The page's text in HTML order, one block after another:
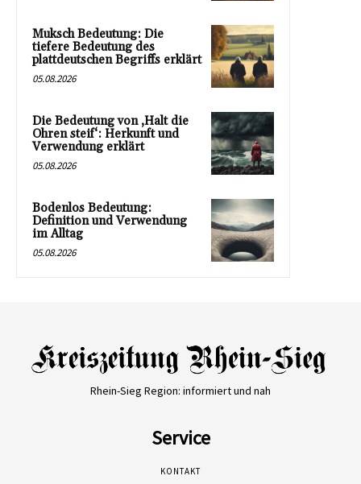
Muksch Bedeutung: Die
tiefere Bedeutung des
plattdeutschen Begriffs erklärt
05.08.2026
Die Bedeutung von ‚Halt die
Ohren steif‘: Herkunft und
Verwendung erklärt
05.08.2026
Bodenlos Bedeutung:
Definition und Verwendung
im Alltag
05.08.2026
Rhein-Sieg Region: informiert und nah
Service
KONTAKT